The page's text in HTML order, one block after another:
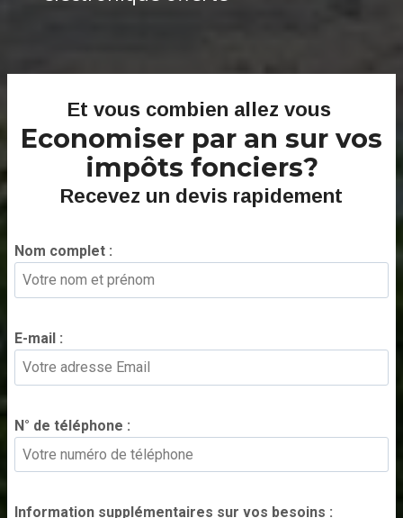
Et vous combien allez vous
Economiser par an sur vos
impôts fonciers?
Recevez un devis rapidement
Nom complet :
E-mail :
N° de téléphone :
Information supplémentaires sur vos besoins :